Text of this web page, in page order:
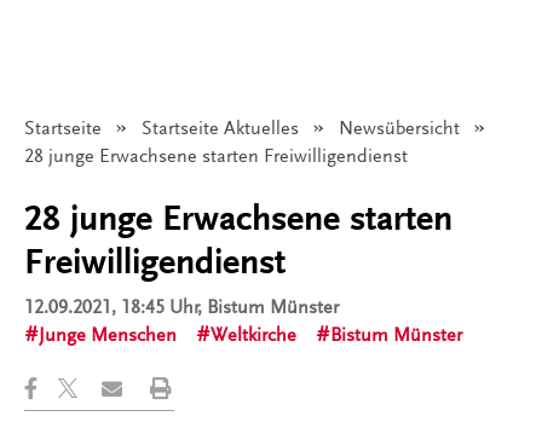
Startseite Startseite Aktuelles
Newsübersicht
Angezeigt:
28 junge Erwachsene starten Freiwilligendienst
28 junge Erwachsene starten
Freiwilligendienst
12.09.2021, 18:45 Uhr, Bistum Münster
Junge Menschen
Weltkirche Bistum Münster